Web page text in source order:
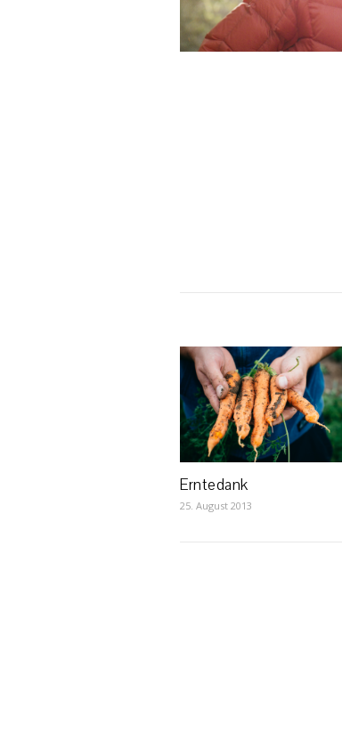
Erntedank
25. August 2013